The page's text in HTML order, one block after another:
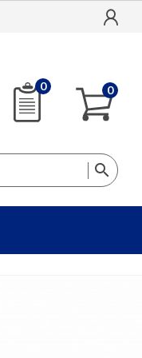
0 0
